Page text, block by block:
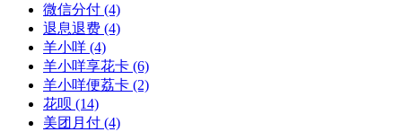
微信分付 (4)
退息退费 (4)
羊小咩 (4)
羊小咩享花卡 (6)
羊小咩便荔卡 (2)
花呗 (14)
美团月付 (4)